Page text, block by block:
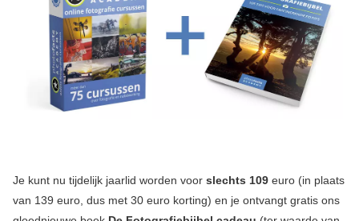
Je kunt nu tijdelijk jaarlid worden voor slechts 109euro (in plaats
van 139 euro, dus met 30 euro korting) en je ontvangt gratis ons